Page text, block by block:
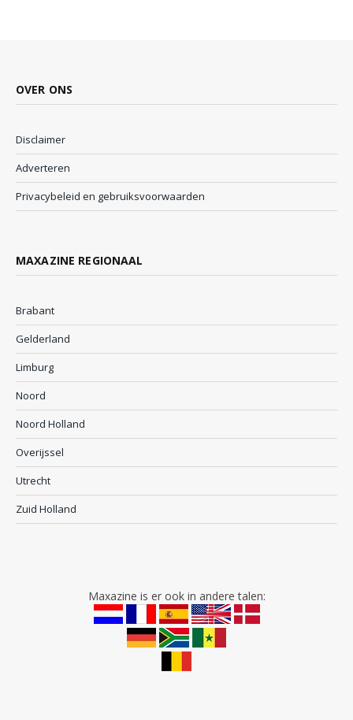
OVER ONS
Disclaimer
Adverteren
Privacybeleid en gebruiksvoorwaarden
MAXAZINE REGIONAAL
Brabant
Gelderland
Limburg
Noord
Noord Holland
Overijssel
Utrecht
Zuid Holland
Maxazine is er ook in andere talen: